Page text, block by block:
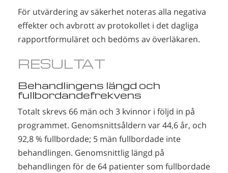
För utvärdering av säkerhet noteras alla negativa
effekter och avbrott av protokollet i det dagliga
rapportformuläret och bedöms av överläkaren.
RESULTAT
Behandlingens längd och
fullbordandefrekvens
Totalt skrevs 66 män och 3 kvinnor i följd in på
programmet. Genomsnittsåldern var 44,6 år, och
92,8 % fullbordade; 5 män fullbordade inte
behandlingen. Genomsnittlig längd på
behandlingen för de 64 patienter som fullbordade